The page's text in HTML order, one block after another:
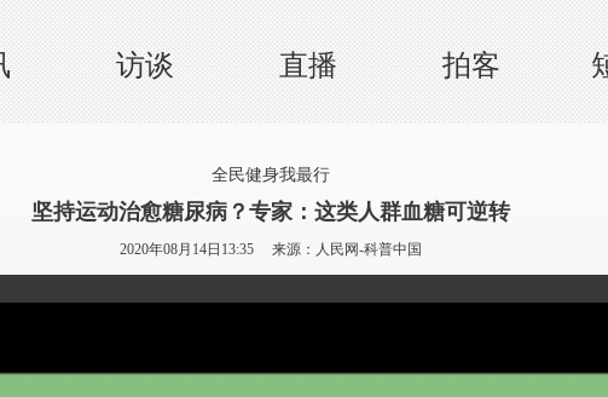
访谈 直播 拍客
全民健身我最行
坚持运动治愈糖尿病？专家：这类人群血糖可逆转
2020年08月14日13:35 来源： 人民网-科普中国